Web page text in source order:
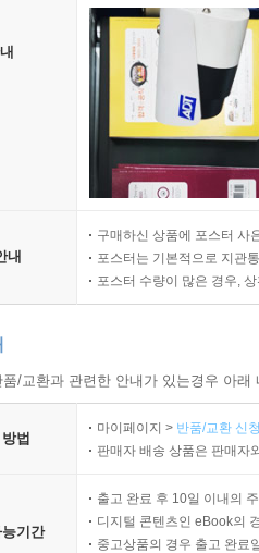
내
구매하신 상품에 포스터 사
포스터는 기본적으로 지관
포스터 수량이 많은 경우,
/교환과 관련한 안내가 있는경우 아
법
마이페이지 > 반품/교환 신
판매자 배송 상품은 판매자
기간
출고 완료 후 10일 이내의
디지털 콘텐츠인 eBook의
중고상품의 경우 출고 완료